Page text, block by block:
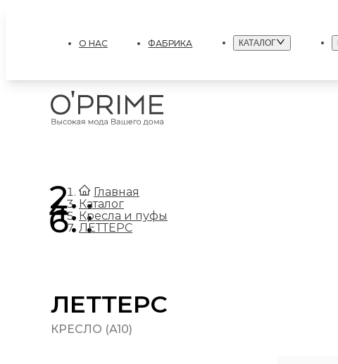
О НАС ФАБРИКА КАТАЛОГ
Главная
.
Каталог
.
Кресла и пуфы
.
ЛЕТТЕРС
ЛЕТТЕРС
КРЕСЛО (A10)